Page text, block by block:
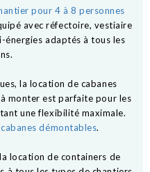
pour 4 à 8 personnes
avec réfectoire, vestiaire
adaptés à tous les
la location de cabanes
monter est parfaite pour les
une flexibilité maximale.
démontables.
location de containers de